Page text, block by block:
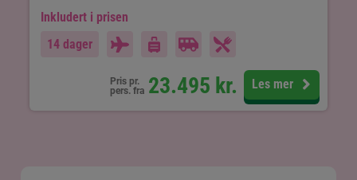
Inkludert i prisen
14 dager
Pris pr.
pers. fra 23.495 kr. Les mer